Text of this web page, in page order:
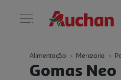
Alimentação Mercearia
Gomas